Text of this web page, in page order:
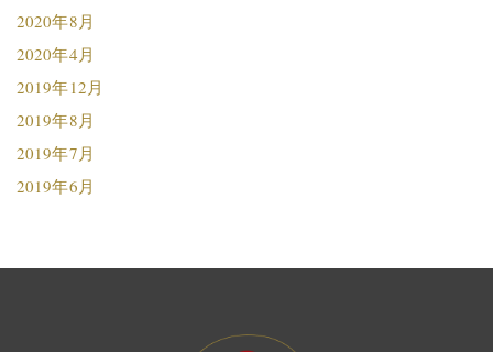
2020年8月
2020年4月
2019年12月
2019年8月
2019年7月
2019年6月